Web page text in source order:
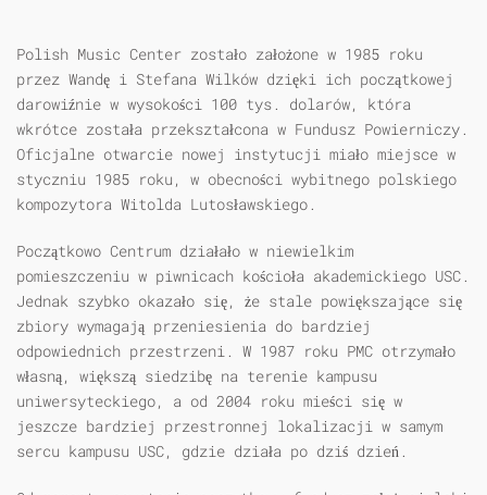
Polish Music Center zostało założone w 1985 roku
przez Wandę i Stefana Wilków dzięki ich początkowej
darowiźnie w wysokości 100 tys. dolarów, która
wkrótce została przekształcona w Fundusz Powierniczy.
Oficjalne otwarcie nowej instytucji miało miejsce w
styczniu 1985 roku, w obecności wybitnego polskiego
kompozytora Witolda Lutosławskiego.
Początkowo Centrum działało w niewielkim
pomieszczeniu w piwnicach kościoła akademickiego USC.
Jednak szybko okazało się, że stale powiększające się
zbiory wymagają przeniesienia do bardziej
odpowiednich przestrzeni. W 1987 roku PMC otrzymało
własną, większą siedzibę na terenie kampusu
uniwersyteckiego, a od 2004 roku mieści się w
jeszcze bardziej przestronnej lokalizacji w samym
sercu kampusu USC, gdzie działa po dziś dzień.